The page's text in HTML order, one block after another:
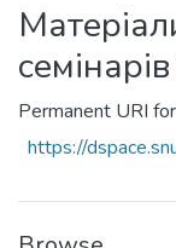
Permanent URI
https://